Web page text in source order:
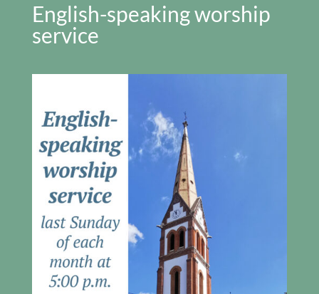
English-speaking worship
service